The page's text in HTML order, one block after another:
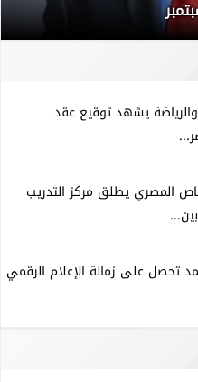
يشهد توقيع عقد
المصري يطلق مركز التدريب
تحصل على زمالة الإعلام الرقمي